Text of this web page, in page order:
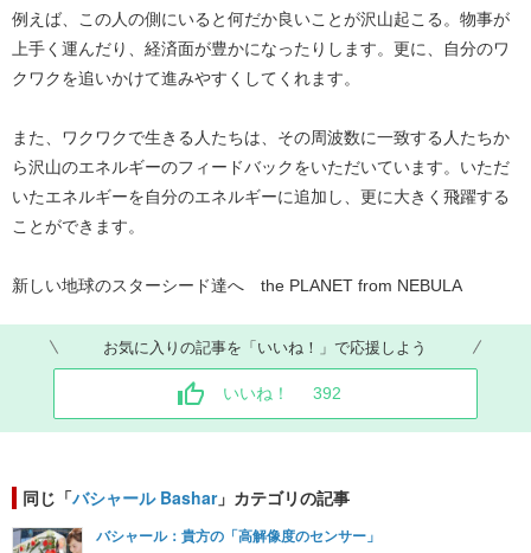
例えば、この人の側にいると何だか良いことが沢山起こる。物事が
上手く運んだり、経済面が豊かになったりします。更に、自分のワ
クワクを追いかけて進みやすくしてくれます。
また、ワクワクで生きる人たちは、その周波数に一致する人たちか
ら沢山のエネルギーのフィードバックをいただいています。いただ
いたエネルギーを自分のエネルギーに追加し、更に大きく飛躍する
ことができます。
新しい地球のスターシード達へ the PLANET from NEBULA
お気に入りの記事を「いいね！」で応援しよう
いいね！ 392
同じ「バシャール Bashar」カテゴリの記事
バシャール：貴方の「高解像度のセンサー」